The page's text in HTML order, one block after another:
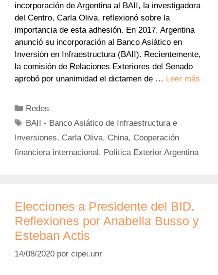
incorporación de Argentina al BAII, la investigadora
del Centro, Carla Oliva, reflexionó sobre la
importancia de esta adhesión. En 2017, Argentina
anunció su incorporación al Banco Asiático en
Inversión en Infraestructura (BAII). Recientemente,
la comisión de Relaciones Exteriores del Senado
aprobó por unanimidad el dictamen de … Leer más
Categorías
Redes
Etiquetas
BAII - Banco Asiático de Infraestructura e
Inversiones, Carla Oliva, China, Cooperación
financiera internacional, Política Exterior Argentina
Elecciones a Presidente del BID.
Reflexiones por Anabella Busso y
Esteban Actis
14/08/2020 por cipei.unr